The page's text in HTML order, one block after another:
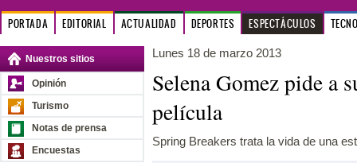
PORTADA EDITORIAL ACTUALIDAD DEPORTES ESPECTÁCULOS
Nuestros sitios
Opinión
Turismo
Notas de prensa
Encuestas
Lunes 18 de marzo 2013
Selena Gomez pide a
película
Spring Breakers trata la vida de una